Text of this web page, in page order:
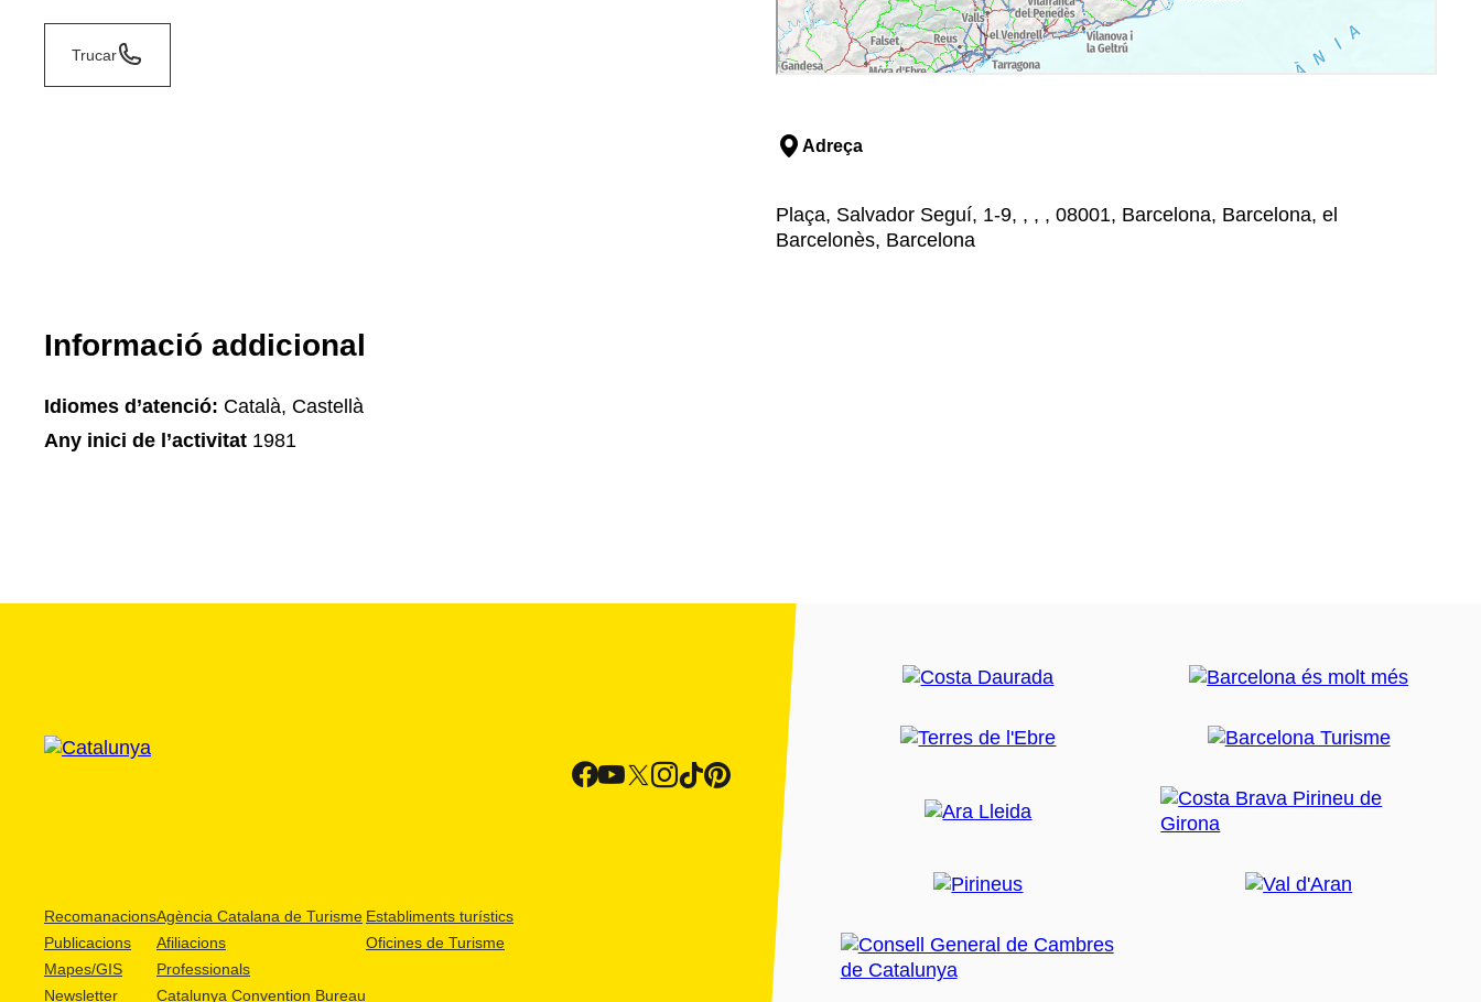
Trucar
Adreça
Plaça, Salvador Seguí, 1-9, , , , 08001, Barcelona, Barcelona, el
Barcelonès, Barcelona
Informació addicional
Idiomes d’atenció: Català, Castellà
Any inici de l’activitat 1981
Recomanacions
Publicacions
Mapes/GIS
Newsletter
Agència Catalana de Turisme
Afiliacions
Professionals
Catalunya Convention Bureau
Establiments turístics
Oficines de Turisme